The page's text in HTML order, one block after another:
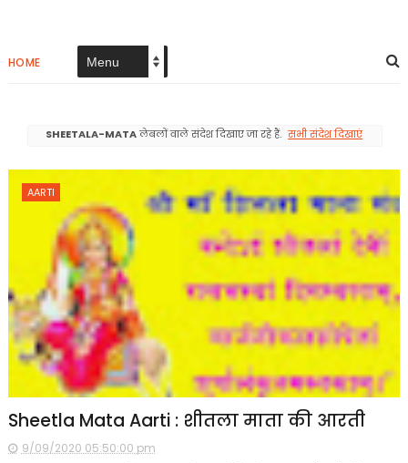
HOME
SHEETALA-MATAलेबलों वाले संदेश दिखाए जा रहे हैं. सभी संदेश दिखाएं
AARTI
Sheetla Mata Aarti : शीतला माता की आरती
9/09/2020 05:50:00 pm